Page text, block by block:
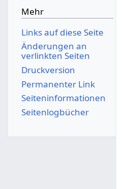
Mehr
Links auf diese Seite
Änderungen an
verlinkten Seiten
Druckversion
Permanenter Link
Seiten­­informationen
Seitenlogbücher